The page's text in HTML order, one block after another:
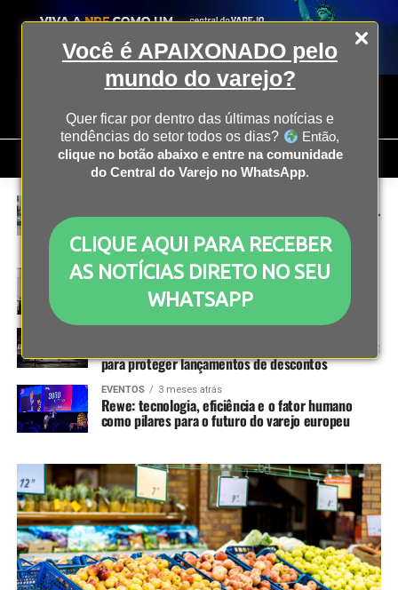
Você é APAIXONADO pelo
mundo do varejo?
Quer ficar por dentro das últimas notícias e
tendências do setor todos os dias?
Então,
clique no botão abaixo e entre na comunidade
do Central do Varejo no WhatsApp.
CLIQUE AQUI PARA RECEBER
AS NOTÍCIAS DIRETO NO SEU
WHATSAPP
Consumidor reduz volume de compras, busca valor
e muda hábitos de consumo, aponta Alvarez &
Marsal
OPERAÇÃO 3 meses atrás
IA para varejo na prática: como a inteligência
artificial já opera nas operações do setor
Adidas cresce no 1º trimestre e reforça venda D2C
para proteger lançamentos de descontos
EVENTOS 3 meses atrás
Rewe: tecnologia, eficiência e o fator humano
como pilares para o futuro do varejo europeu